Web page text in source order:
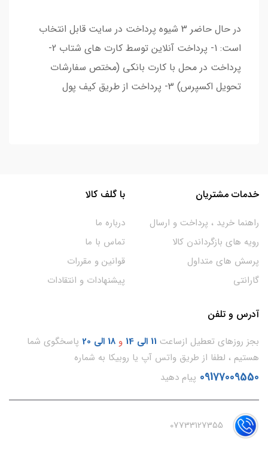
در حال حاضر 3 شیوه پرداخت در سایت قابل انتخاب
است: 1- پرداخت آنلاین توسط کارت های شتاب 2-
پرداخت در محل با کارت بانکی (مختص سفارشات
تحویل اکسپرس) 3- پرداخت از طریق کیف پول
خدمات مشتریان
راهنما خرید ، پرداخت و ارسال
رویه های بازگرداندن کالا
پرسش های متداول
گارانتی
با گلف کالا
درباره ما
تماس با ما
قوانین و مقررات
پیشنهادات و انتقادات
آدرس و تلفن
بجز روزهای تعطیل ازساعت 11 الی 14 و 18 الی 20
پاسخگوی شما
هستیم ، لطفا از طریق واتس آپ یا روبیکا به شماره
09177009550 پیام دهید
07733127355